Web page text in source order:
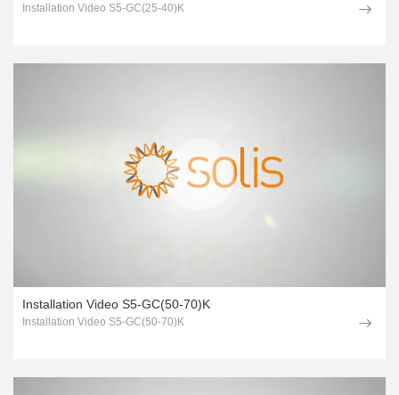
Installation Video S5-GC(25-40)K
Installation Video S5-GC(50-70)K
Installation Video S5-GC(50-70)K